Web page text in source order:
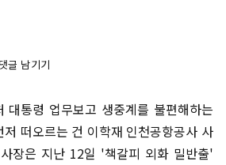
댓글 남기기
대통령 업무보고 생중계를 불편해하는
떠오르는 건 이학재 인천공항공사 사
장은 지난 12일 '책갈피 외화 밀반출'